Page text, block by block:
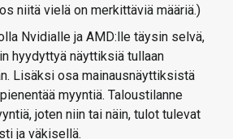
niitä vielä on merkittäviä määriä.)
Nvidialle ja AMD:lle täysin selvä,
hyydyttyä näyttiksiä tullaan
Lisäksi osa mainausnäyttiksistä
myyntiä. Taloustilanne
joten niin tai näin, tulot tulevat
ja väkisellä.